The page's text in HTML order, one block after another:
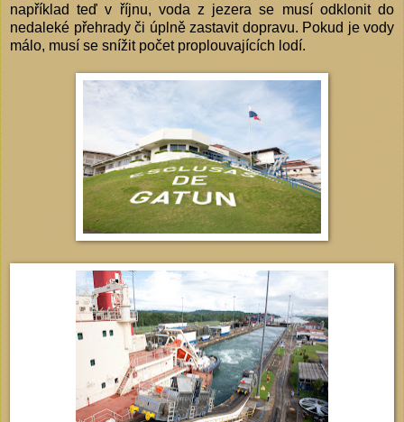
například teď v říjnu, voda z jezera se musí odklonit do
nedaleké přehrady či úplně zastavit dopravu. Pokud je vody
málo, musí se snížit počet proplouvajících lodí.